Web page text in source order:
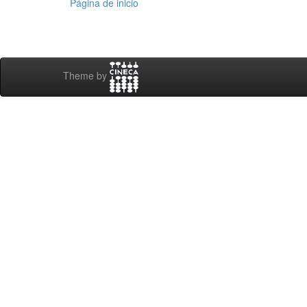
Página de inicio
Theme by